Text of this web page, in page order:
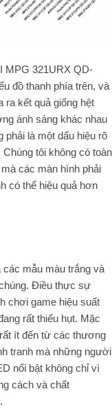
MPG 321URX QD-
đồ thanh phía trên, và
ra kết quả giống hệt
ánh sáng khác nhau
phải là một dấu hiệu rõ
tôi không có toàn
các màn hình phải
có thể hiệu quả hơn
mẫu màu trắng và
Điều thực sự
chơi game hiệu suất
rất thiếu hụt. Mặc
ít đến từ các thương
tranh mà những người
nổi bật không chỉ vì
cách và chất